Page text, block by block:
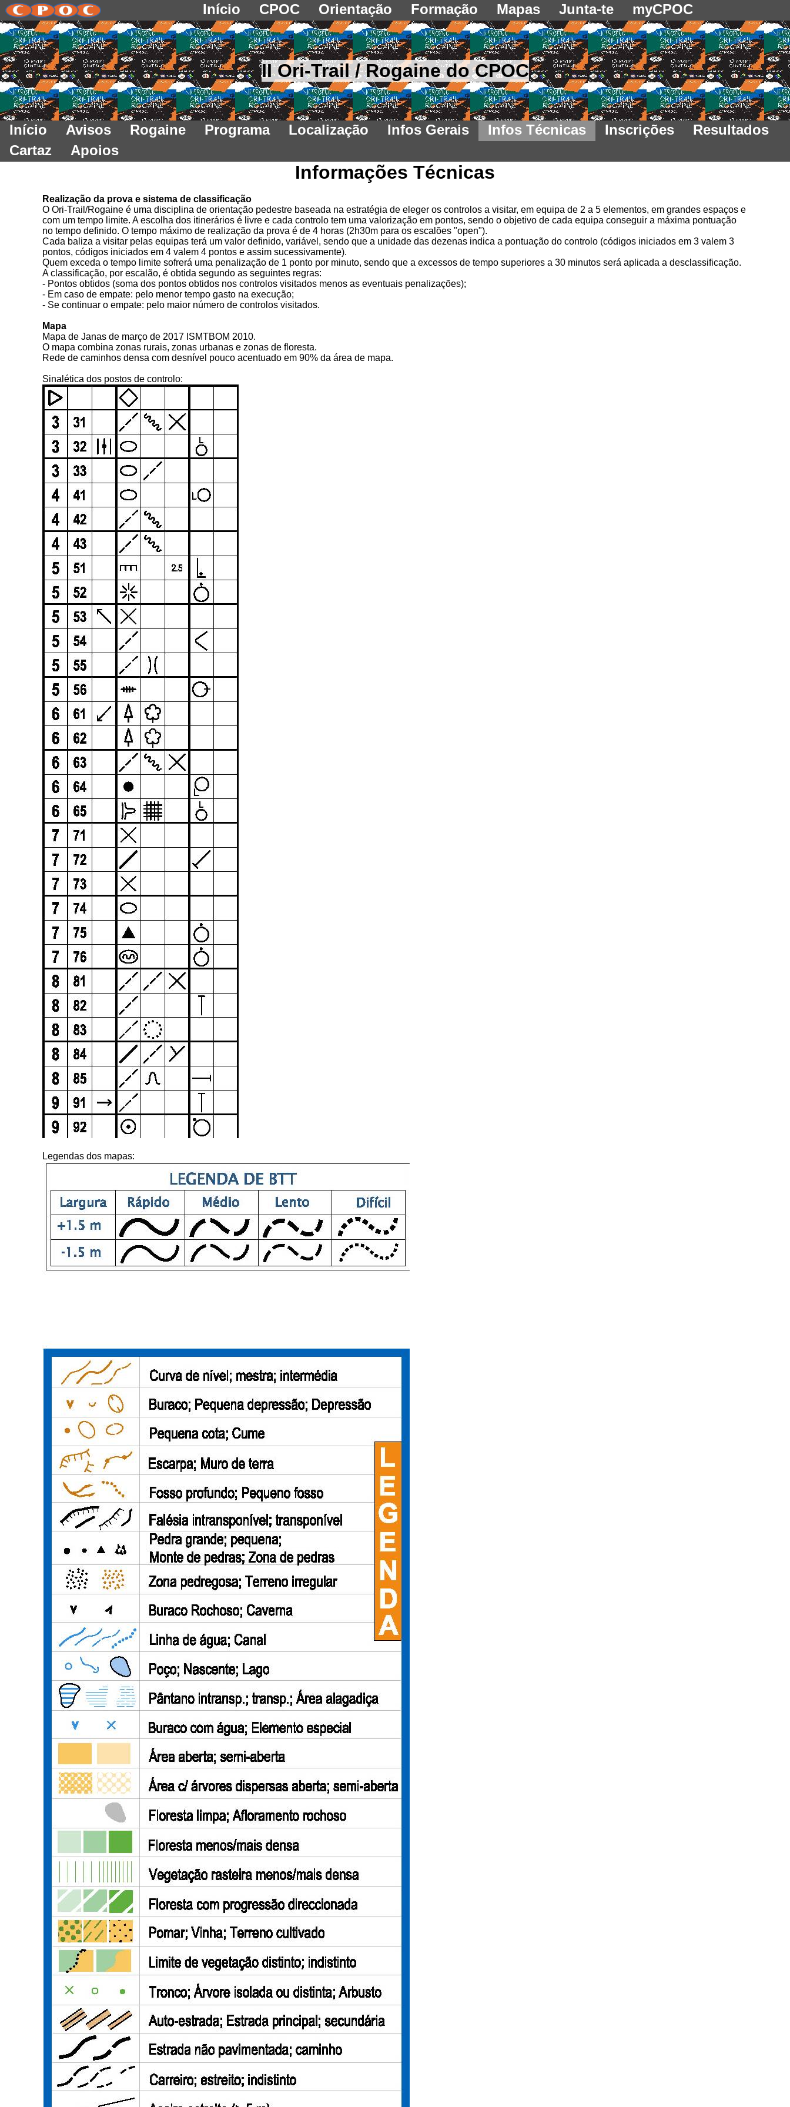
Início CPOC Orientação Formação Mapas Junta-te myCPOC
II Ori-Trail / Rogaine do CPOC
Início Avisos Rogaine Programa Localização Infos Gerais Infos Técnicas Inscrições
Resultados
Cartaz
Apoios
Informações Técnicas
Realização da prova e sistema de classificação
O Ori-Trail/Rogaine é uma disciplina de orientação pedestre baseada na estratégia de eleger os controlos a visitar, em equipa de 2 a 5 elementos, em grandes espaços e
com um tempo limite. A escolha dos itinerários é livre e cada controlo tem uma valorização em pontos, sendo o objetivo de cada equipa conseguir a máxima pontuação
no tempo definido. O tempo máximo de realização da prova é de 4 horas (2h30m para os escalões "open").
Cada baliza a visitar pelas equipas terá um valor definido, variável, sendo que a unidade das dezenas indica a pontuação do controlo (códigos iniciados em 3 valem 3
pontos, códigos iniciados em 4 valem 4 pontos e assim sucessivamente).
Quem exceda o tempo limite sofrerá uma penalização de 1 ponto por minuto, sendo que a excessos de tempo superiores a 30 minutos será aplicada a desclassificação.
A classificação, por escalão, é obtida segundo as seguintes regras:
- Pontos obtidos (soma dos pontos obtidos nos controlos visitados menos as eventuais penalizações);
- Em caso de empate: pelo menor tempo gasto na execução;
- Se continuar o empate: pelo maior número de controlos visitados.
Mapa
Mapa de Janas de março de 2017 ISMTBOM 2010.
O mapa combina zonas rurais, zonas urbanas e zonas de floresta.
Rede de caminhos densa com desnível pouco acentuado em 90% da área de mapa.
Sinalética dos postos de controlo:
Legendas dos mapas: